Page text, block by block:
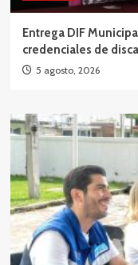
Entrega DIF
credenciales de
5 agosto, 2026